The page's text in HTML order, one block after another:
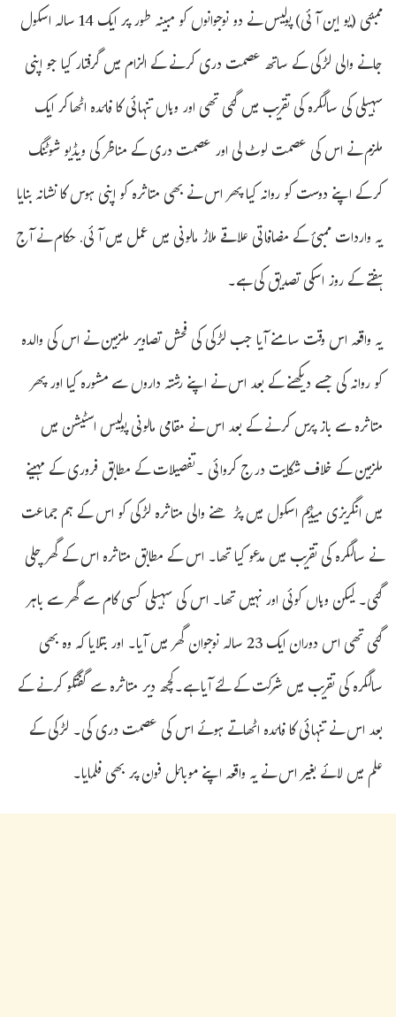
ممبئی (یو این آئی) پولیس نے دو نوجوانوں کو مبینہ طور پر ایک 14 سالہ اسکول
جانے والی لڑکی کے ساتھ عصمت دری کرنے کے الزام میں گرفتار کیا جو اپنی
سہیلی کی سالگرہ کی تقریب میں گئی تھی اور وہاں تنہائی کا فائدہ اٹھاکر ایک
ملزم نے اس کی عصمت لوٹ لی اور عصمت دری کے مناظر کی ویڈیو شوٹنگ
کرکے اپنے دوست کو روانہ کیا پھر اس نے بھی متاثرہ کو اپنی ہوس کا نشانہ بنایا
یہ واردات ممبئ کے مضافاتی علاقے ملاڑ مالونی میں عمل میں آئی. حکام نے آج
ہفتے کے روز اسکی تصدیق کی ہے۔
یہ واقعہ اس وقت سامنے آیا جب لڑکی کی فحش تصاویر ملزمین نے اس کی والدہ
کو روانہ کی جسے دیکھنے کے بعد اس نے اپنے رشتہ داروں سے مشورہ کیا اور پھر
متاثرہ سے باز پرس کرنے کے بعد اس نے مقامی مالونی پولیس اسٹیشن میں
ملزمین کے خلاف شکایت درج کروائی ۔تفصیلات کے مطابق فروری کے مہینے
میں انگریزی میڈیم اسکول میں پڑھنے والی متاثرہ لڑکی کو اس کے ہم جماعت
نے سالگرہ کی تقریب میں مدعو کیا تھا۔ اس کے مطابق متاثرہ اس کے گھر چلی
گئی۔ لیکن وہاں کوئی اور نہیں تھا۔ اس کی سہیلی کسی کام سے گھر سے باہر
گئی تھی اس دوران ایک 23 سالہ نوجوان گھر میں آیا۔ اور بتلایا کہ وہ بھی
سالگرہ کی تقریب میں شرکت کے لئے آیا ہے۔کچھ دیر متاثرہ سے گفتگو کرنے کے
بعد اس نے تنہائی کا فائدہ اٹھاتے ہوئے اس کی عصمت دری کی۔ لڑکی کے
علم میں لائے بغیر اس نے یہ واقعہ اپنے موبائل فون پر بھی فلمایا۔